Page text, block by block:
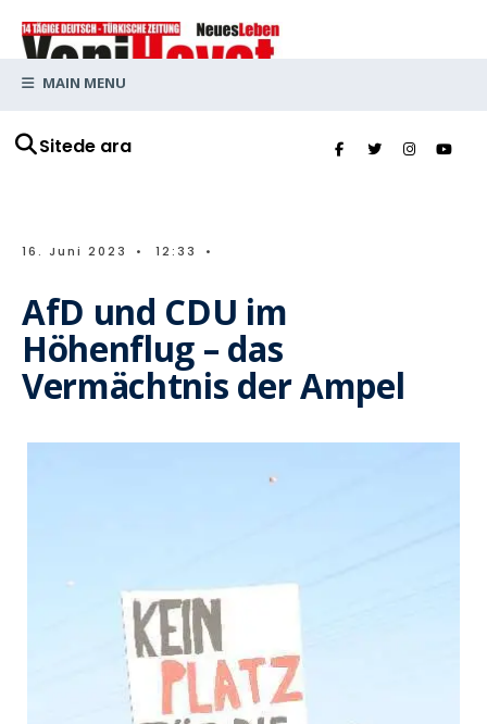
Sitede ara
MAIN MENU
16. Juni 2023 • 12:33 •
AfD und CDU im
Höhenflug – das
Vermächtnis der Ampel